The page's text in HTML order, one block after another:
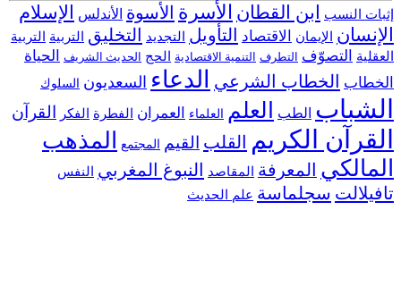
النسب ابن القطانالأسرةالأسوة الأندلس الإسلام
الإيمان الاقتصاد التأويل التجديد التخليق التربية
التربية
التصوّف التطرف التنمية الاقتصادية الحج الحديث الشريف الحياة
الخطاب الشرعي الدعاء السعديون السلوك
الطب العلم العلماء العمران الفطرة الفكر القرآن
الكريم القلبالقيم المجتمع المذهب
المعرفة المقاصد النبوغ المغربي النفس
سجلماسة علم الحديث